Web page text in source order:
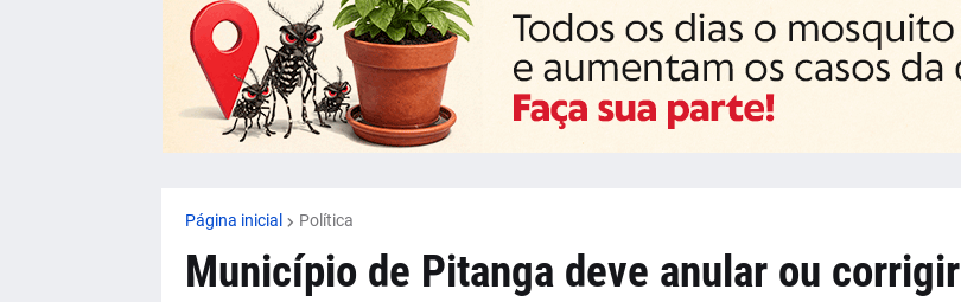
Página inicial Política
Município de Pitanga deve anular ou corrigir